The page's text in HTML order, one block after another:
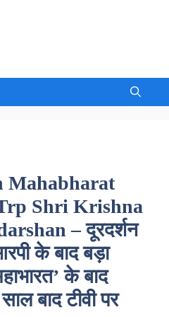
Mahabharat
Shri Krishna
– दूरदर्शन
के बाद बड़ा
के बाद
बाद टीवी पर